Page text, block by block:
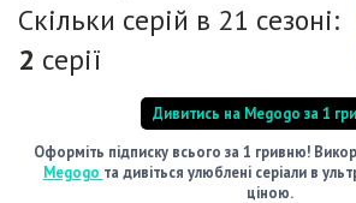
Скільки серій в 21 сезоні:
2 серії
Дивитись на Megogo за 1
Оформіть підписку всього за 1 гривню!
Megogo та дивіться улюблені серіали в
ціною.